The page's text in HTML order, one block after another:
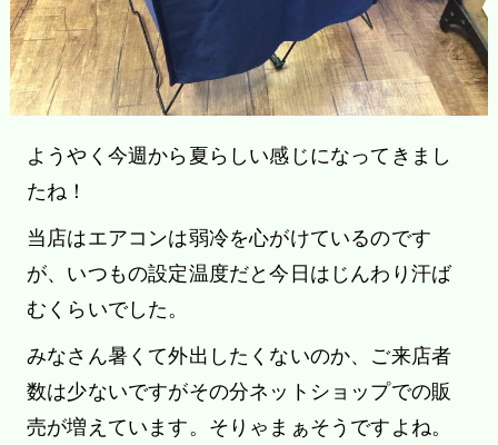
ようやく今週から夏らしい感じになってきまし
たね！
当店はエアコンは弱冷を心がけているのです
が、いつもの設定温度だと今日はじんわり汗ば
むくらいでした。
みなさん暑くて外出したくないのか、ご来店者
数は少ないですがその分ネットショップでの販
売が増えています。そりゃまぁそうですよね。